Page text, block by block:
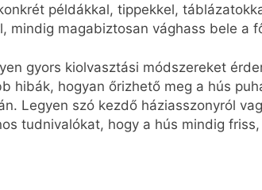
példákkal, tippekkel,
mindig magabiztosan vághass bele a
gyors kiolvasztási módszereket
hibák, hogyan őrizhető meg a hús
Legyen szó kezdő háziasszonyról
tudnivalókat, hogy a hús mindig